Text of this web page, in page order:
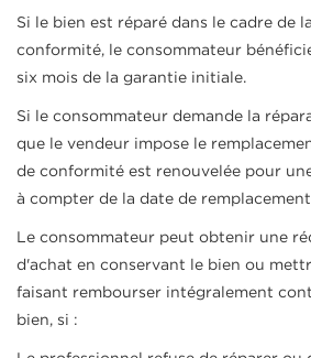
Si le bien est réparé dans le cadre de
conformité, le consommateur
six mois de la garantie initiale.
Si le consommateur demande la
que le vendeur impose le
de conformité est renouvelée pour
à compter de la date de
Le consommateur peut obtenir une
d'achat en conservant le bien ou
faisant rembourser intégralement
bien, si :